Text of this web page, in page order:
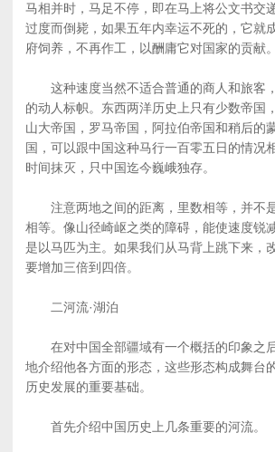
马相并时，马足不停，即在马上将公文书交
过度而倒毙，如果五年内幸运不死的，它就
府饲养，不再作工，以酬庸它对国家的贡献。
这种速度当然不适合普通的商人和旅客
的动人标帜。东西两洋历史上只有少数帝国
山大帝国，罗马帝国，阿拉伯帝国和稍后的
国，可以跟中国这种马行一百零五日的情况
时间抹灭，只中国迄今巍峨独存。
注意两地之间的距离，里数相等，并不
相等。像山径崎岖之类的障碍，能使速度锐
是以马匹为主。如果我们从马背上跳下来，
要增加三倍到四倍。
二河流·湖泊
在对中国全部疆域有一个概括的印象之
地介绍他各方面的形态，这些形态构成舞台
历史发展的重要基础。
首先介绍中国历史上几条重要的河流。